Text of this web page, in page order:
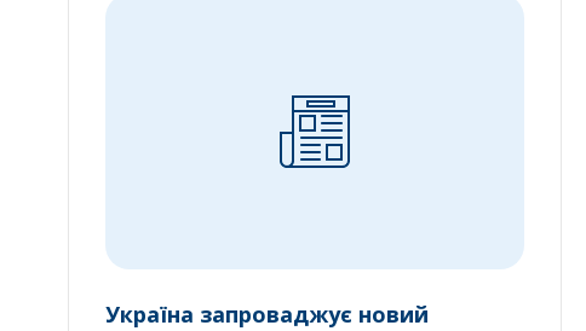
Україна запроваджує новий